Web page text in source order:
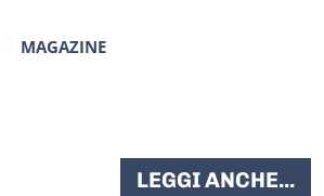
MAGAZINE
LEGGI ANCHE...